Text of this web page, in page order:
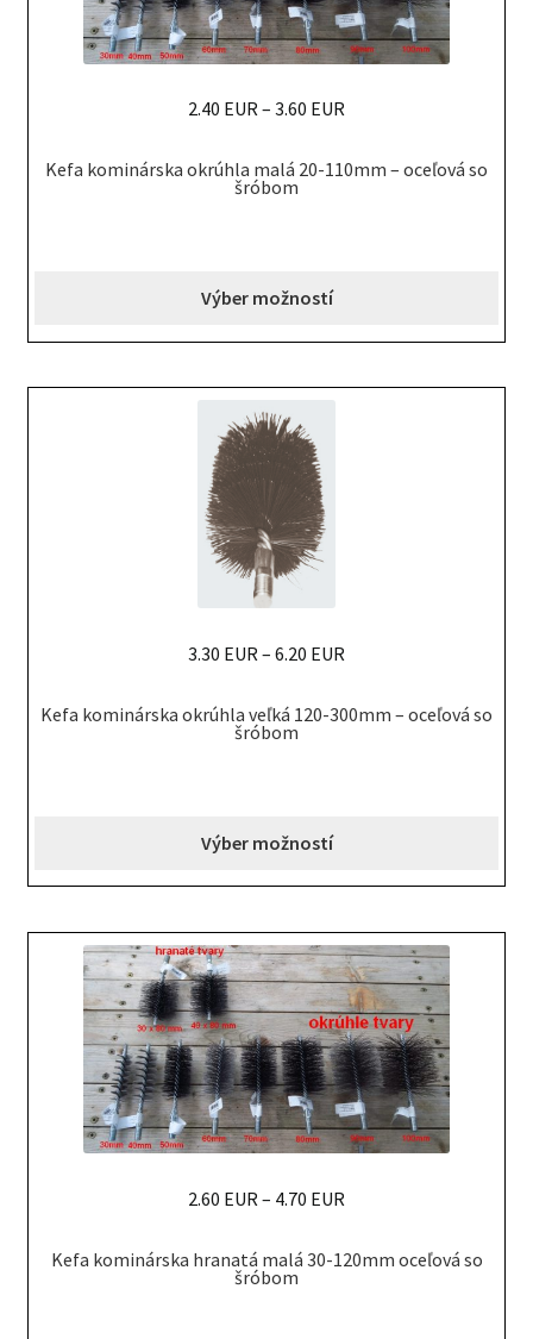
Kefa kominárska okrúhla malá 20-110mm – oceľová so
šróbom
2.40 EUR– 3.60 EUR
Výber možností
This
product
The
be
chosen
on
the
product
page
Kefa kominárska okrúhla veľká 120-300mm – oceľová so
šróbom
3.30 EUR– 6.20 EUR
Výber možností
This
product
The
options
be
chosen
on
product
page
Kefa kominárska hranatá malá 30-120mm oceľová so
šróbom
2.60 EUR– 4.70 EUR
This
product